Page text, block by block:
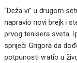
“Deža vi” u drugom
napravio novi brejk i
prvog tenisera sveta.
spriječi Grigora da
potpunosti vratio u